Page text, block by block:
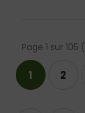
Page 1 sur 105 (
1 2